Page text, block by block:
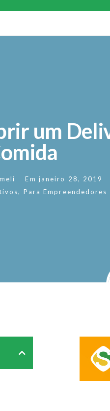
um
Em janeiro 28, 2019
, Para Empreendedores